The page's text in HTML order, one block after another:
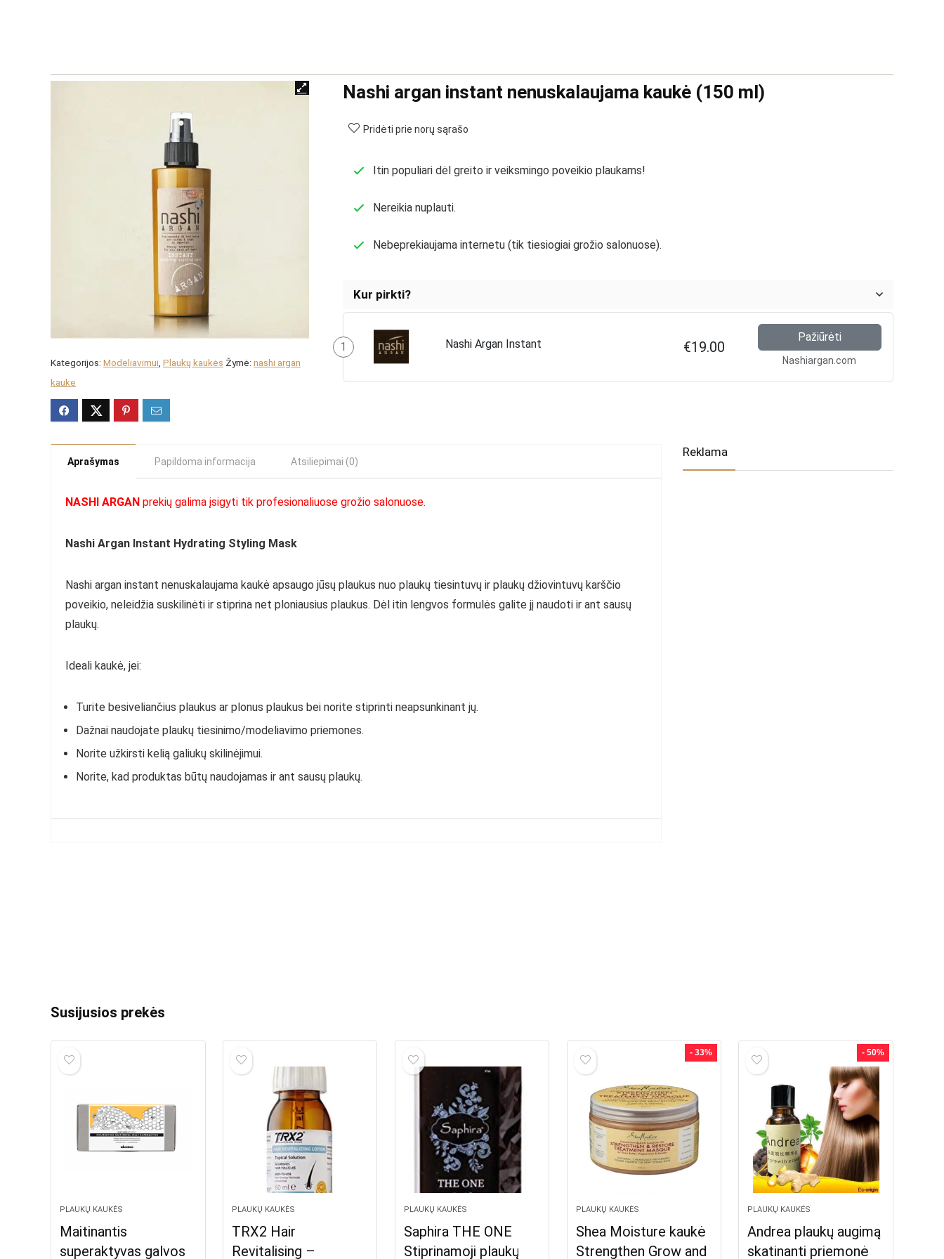
Kategorijos: Modeliavimui, Plaukų kaukės Žymė: nashi argan
kauke
Nashi argan instant nenuskalaujama kaukė (150 ml)
Pridėti prie norų sąrašo
Itin populiari dėl greito ir veiksmingo poveikio plaukams!
Nereikia nuplauti.
Nebeprekiaujama internetu (tik tiesiogiai grožio salonuose).
Kur pirkti?
1 Nashi Argan Instant €19.00
Pažiūrėti
Nashiargan.com
Aprašymas Papildoma informacija Atsiliepimai (0)
NASHI ARGAN prekių galima įsigyti tik profesionaliuose grožio salonuose.
Nashi Argan Instant Hydrating Styling Mask
Nashi argan instant nenuskalaujama kaukė apsaugo jūsų plaukus nuo plaukų tiesintuvų ir plaukų džiovintuvų karščio
poveikio, neleidžia suskilinėti ir stiprina net ploniausius plaukus. Dėl itin lengvos formulės galite jį naudoti ir ant sausų
plaukų.
Ideali kaukė, jei:
Turite besiveliančius plaukus ar p lonus plaukus bei norite stiprinti neapsunkinant jų.
Dažnai naudojate plaukų tiesinimo/modeliavimo priemones.
Norite užkirsti kelią galiukų skilinėjimui.
Norite, kad produktas būtų naudojamas ir ant sausų plaukų.
Reklama
Susijusios prekės
PLAUKŲ KAUKĖS
Maitinantis
superaktyvas galvos
PLAUKŲ KAUKĖS
TRX2 Hair
Revitalising –
PLAUKŲ KAUKĖS
Saphira THE ONE
Stiprinamoji plaukų
- 33%
PLAUKŲ KAUKĖS
Shea Moisture kaukė
Strengthen Grow and
- 50%
PLAUKŲ KAUKĖS
Andrea plaukų augimą
skatinanti priemonė